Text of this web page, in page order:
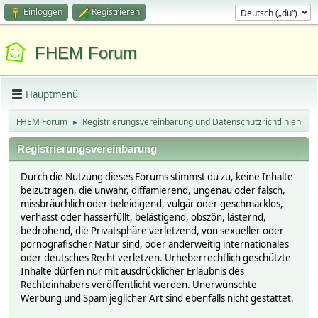
Einloggen Registrieren
FHEM Forum
Hauptmenü
FHEM Forum ► Registrierungsvereinbarung und Datenschutzrichtlinien
Registrierungsvereinbarung
Durch die Nutzung dieses Forums stimmst du zu, keine Inhalte
beizutragen, die unwahr, diffamierend, ungenau oder falsch,
missbräuchlich oder beleidigend, vulgär oder geschmacklos,
verhasst oder hasserfüllt, belästigend, obszön, lästernd,
bedrohend, die Privatsphäre verletzend, von sexueller oder
pornografischer Natur sind, oder anderweitig internationales
oder deutsches Recht verletzen. Urheberrechtlich geschützte
Inhalte dürfen nur mit ausdrücklicher Erlaubnis des
Rechteinhabers veröffentlicht werden. Unerwünschte
Werbung und Spam jeglicher Art sind ebenfalls nicht gestattet.